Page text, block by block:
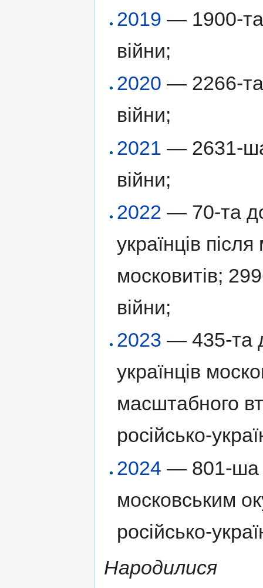
2019 — 1900-та
війни;
2020 — 2266-та
війни;
2021 — 2631-ша
війни;
2022 — 70-та
українців
московитів;
війни;
2023 — 435-та
українців
масштабного
російсько-
2024 — 801-ша
московським
російсько-
Народилися